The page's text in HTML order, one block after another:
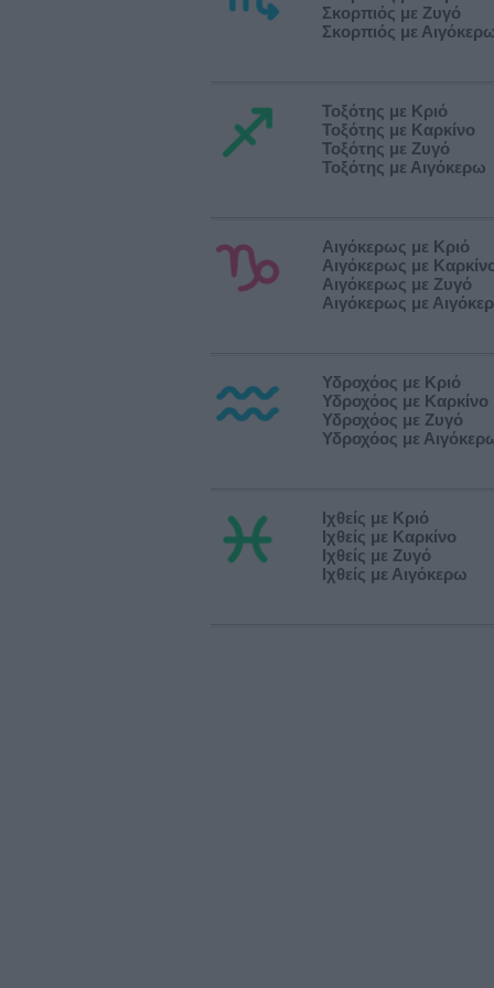
Σκορπιός με Ζυγό
Σκορπιός με
Τοξότης με Κριό
Τοξότης με Καρκίνο
Τοξότης με Ζυγό
Τοξότης με Αιγόκερω
Αιγόκερως με Κριό
Αιγόκερως με
Αιγόκερως με Ζυγό
Αιγόκερως με
Υδροχόος με Κριό
Υδροχόος με Καρκίνο
Υδροχόος με Ζυγό
Υδροχόος με
Ιχθείς με Κριό
Ιχθείς με Καρκίνο
Ιχθείς με Ζυγό
Ιχθείς με Αιγόκερω